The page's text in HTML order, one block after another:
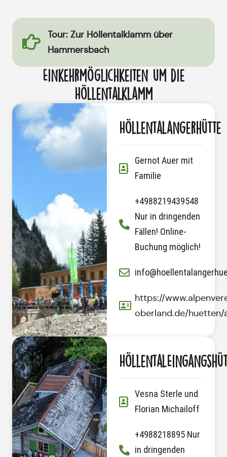
Tour: Zur Höllentalklamm über
Hammersbach
Einkehrmöglichkeiten um die
Höllentalklamm
Höllentalangerhütte
Gernot Auer mit
Familie
+4988219439548
Nur in dringenden
Fällen! Online-
Buchung möglich!
https://
oberland.de/huetten/
Vesna Sterle und
Florian Michailoff
+4988218895 Nur
in dringenden